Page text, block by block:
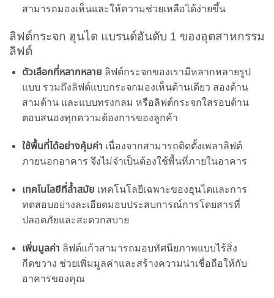
สามารถมองเห็นและให้ความช่วยเหลือได้ง่ายขึ้น
ลิฟต์กระจก ฮุนได แบรนด์อันดับ 1 ของอุตสาหกรรม
ลิฟต์
ตัวเลือกที่หลากหลาย ลิฟต์กระจกของเรามีหลากหลายรูป
แบบ รวมถึงลิฟต์แบบกระจกมองเห็นด้านเดียว สองด้าน
สามด้าน และแบบทรงกลม หรือลิฟต์กระจกใสรอบด้าน
ตอบสนองทุกความต้องการของลูกค้า
ใช้พื้นที่ได้อย่างคุ้มค่า เนื่องจากสามารถติดตั้งเพลาลิฟต์
ภายนอกอาคาร จึงไม่จำเป็นต้องใช้พื้นที่ภายในอาคาร
เทคโนโลยีที่ล้ำสมัย เทคโนโลยีเฉพาะของฮุนไดและการ
ทดสอบอย่างละเอียดมอบประสบการณ์การโดยสารที่
ปลอดภัยและสะดวกสบาย
เพิ่มมูลค่า ลิฟต์แก้วสามารถมอบทัศนียภาพแบบไร้สิ่ง
กีดขวาง ช่วยเพิ่มมูลค่าและสร้างความน่าเชื่อถือให้กับ
อาคารของคุณ